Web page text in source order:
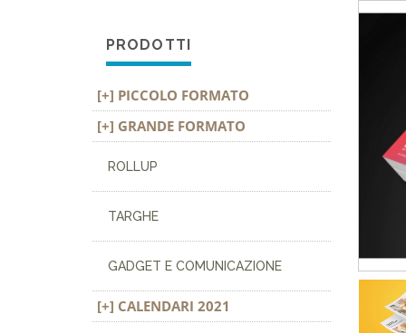
PRODOTTI
PICCOLO FORMATO
GRANDE FORMATO
ROLLUP
TARGHE
GADGET E COMUNICAZIONE
CALENDARI 2021